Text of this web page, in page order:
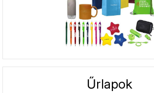
Űrlapok